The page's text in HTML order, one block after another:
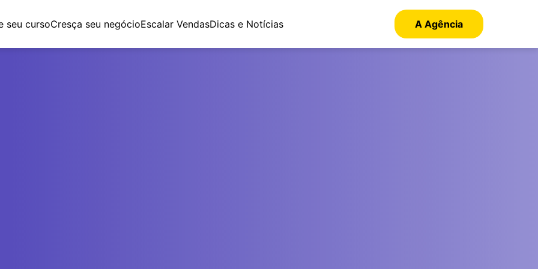
seu cursoCresça seu negócioEscalar VendasDicas e Notícias A Agência